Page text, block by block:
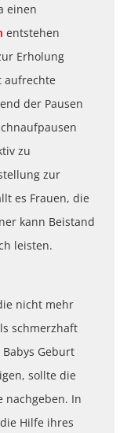
einen
entstehen
Erholung
aufrechte
der Pausen
zu
zur
es Frauen, die
kann Beistand
leisten.
nicht mehr
schmerzhaft
Geburt
sollte die
nachgeben. In
Hilfe ihres